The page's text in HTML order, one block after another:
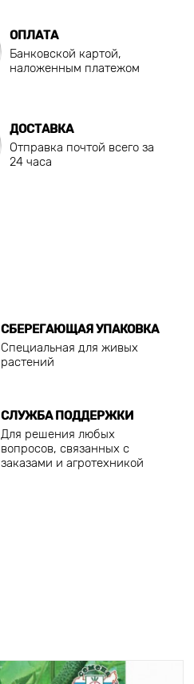
ОПЛАТА
Банковской картой,
наложенным платежом
ДОСТАВКА
Отправка почтой всего за
24 часа
СБЕРЕГАЮЩАЯ УПАКОВКА
Специальная для живых
растений
СЛУЖБА ПОДДЕРЖКИ
Для решения любых
вопросов, связанных с
заказами и агротехникой